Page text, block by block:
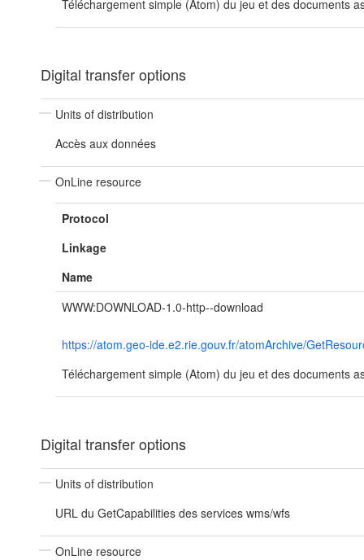
Téléchargement simple (Atom) du jeu et des documents
Digital transfer options
Units of distribution
Accès aux données
OnLine resource
Protocol
Linkage
Name
WWW:DOWNLOAD-1.0-http--download
https://atom.geo-ide.e2.rie.gouv.fr/atomArchive/
Téléchargement simple (Atom) du jeu et des documents
Digital transfer options
Units of distribution
URL du GetCapabilities des services wms/wfs
OnLine resource